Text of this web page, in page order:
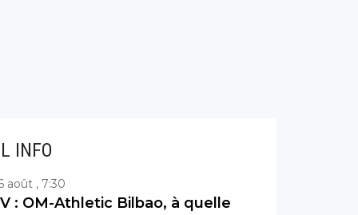
INFO
août , 7:30
: OM-Athletic Bilbao, à quelle